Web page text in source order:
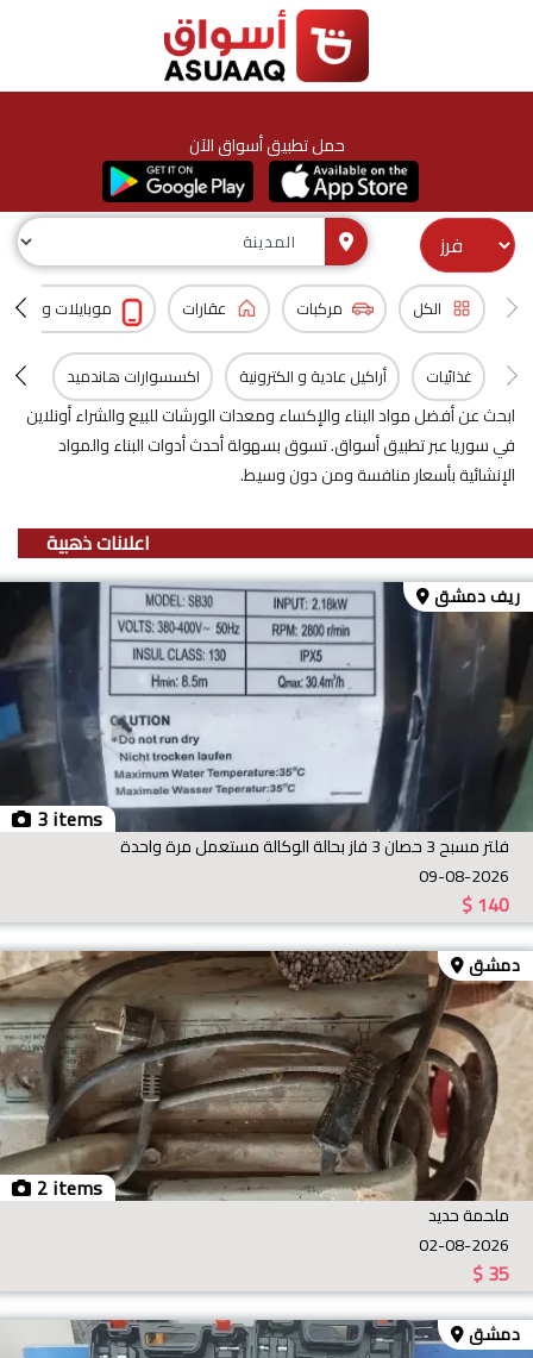
حمل تطبيق أسواق الآن
الكل مركبات عقارات موبايلات و
غذائيات أراكيل عادية و الكترونية اكسسوارات هاندميد
ابحث عن أفضل مواد البناء والإكساء ومعدات الورشات للبيع والشراء أونلاين
في سوريا عبر تطبيق أسواق. تسوق بسهولة أحدث أدوات البناء والمواد
الإنشائية بأسعار منافسة ومن دون وسيط.
اعلانات ذهبية
3 items
ريف دمشق
فلتر مسبح 3 حصان 3 فاز بحالة الوكالة مستعمل مرة واحدة
09-08-2026
$140
2 items
دمشق
ملحمة حديد
02-08-2026
$35
دمشق